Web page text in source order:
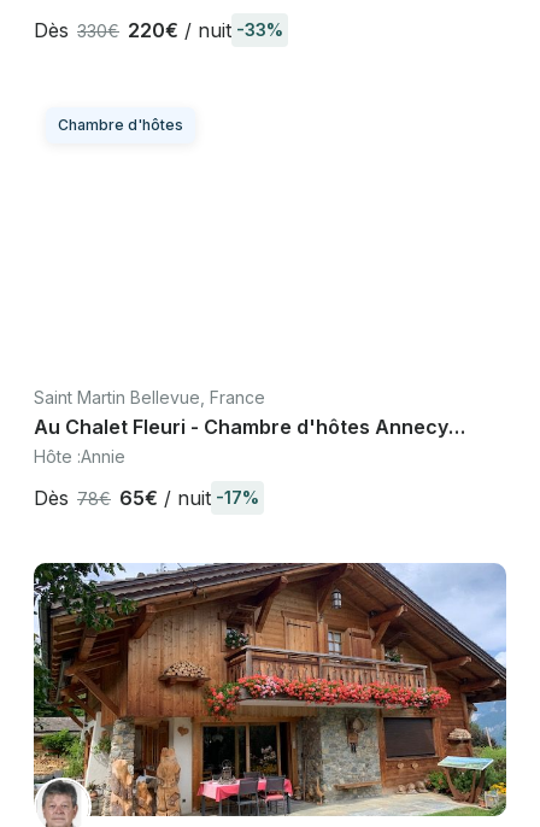
Dès 330€ 220€ / nuit -33%
Chambre d'hôtes
Saint Martin Bellevue, France
Au Chalet Fleuri - Chambre d'hôtes Annecy
Haute-Savoie, lac montagne
Hôte :Annie
Dès 78€ 65€ / nuit -17%